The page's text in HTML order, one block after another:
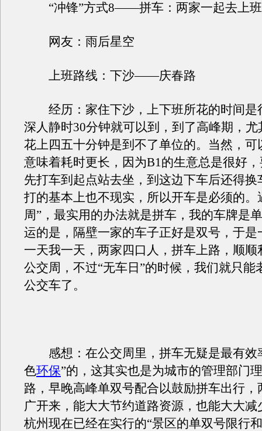
“冲锋”方式8——拼车：两家一起去上班
网友：雨后星空
上班路线：下沙——庆春路
经历：家住下沙，上下班所花的时间是
深人静时30分钟就可以到，到了高峰期，
花上四五十分钟是到不了单位的。当然，可
意味着耗时更长，因为B1的生意总是很好
先打车到起点站去坐，到这边下车后还得换
打的基本上也不现实，所以开车是必须的。
周”，最实用的办法就是拼车，我的车牌是
运的是，隔壁一家的车子正好是双号，于是
一天我一天，两家四口人，拼车上路，顺顺
公交周，不过“无车日”的时候，我们就只能
公交车了。
感想：在公交周里，拼车无疑是最有效
色环保”的，这其实也是为城市的管理部门
路，早晚高峰单双号配合以鼓励拼车出行，
广开来，能大大节约道路资源，也能大大减
杭州现在已经在实行的“景区的单双号限行